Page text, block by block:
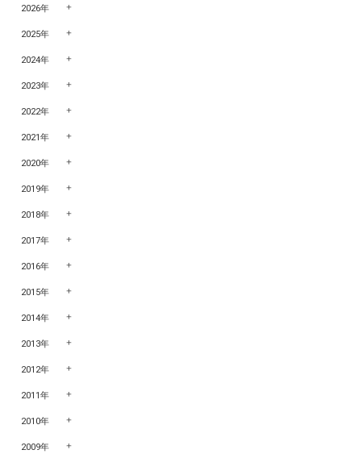
2026年
2025年
2024年
2023年
2022年
2021年
2020年
2019年
2018年
2017年
2016年
2015年
2014年
2013年
2012年
2011年
2010年
2009年